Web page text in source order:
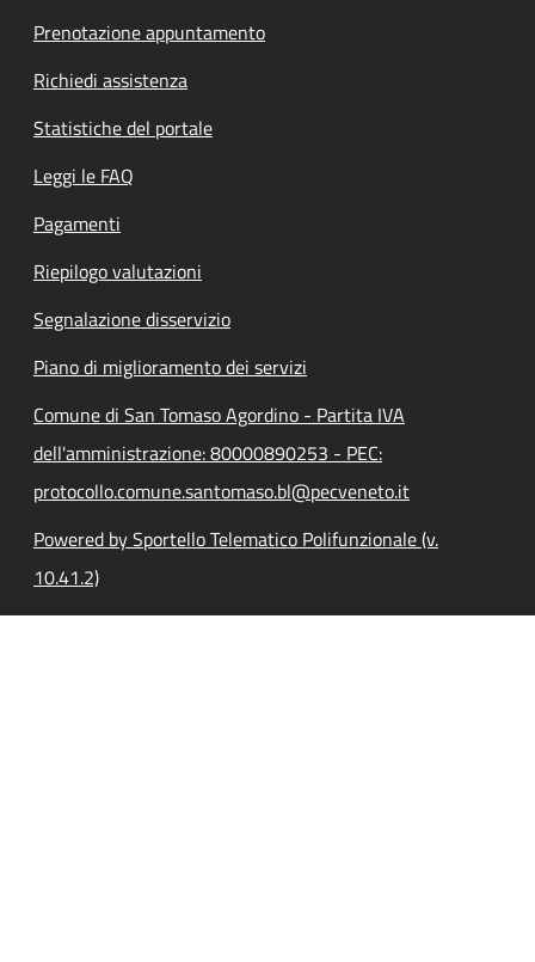
Prenotazione appuntamento
Richiedi assistenza
Statistiche del portale
Leggi le FAQ
Pagamenti
Riepilogo valutazioni
Segnalazione disservizio
Piano di miglioramento dei servizi
Comune di San Tomaso Agordino - Partita IVA
dell'amministrazione: 80000890253 - PEC:
protocollo.comune.santomaso.bl@pecveneto.it
Powered by Sportello Telematico Polifunzionale (v.
10.41.2)